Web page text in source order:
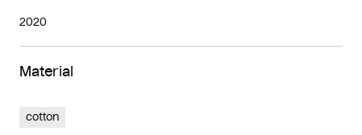
2020
Material
cotton